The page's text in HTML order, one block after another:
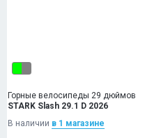
Горные велосипеды 29 дюймов
STARK Slash 29.1 D 2026
В наличии в 1 магазинe